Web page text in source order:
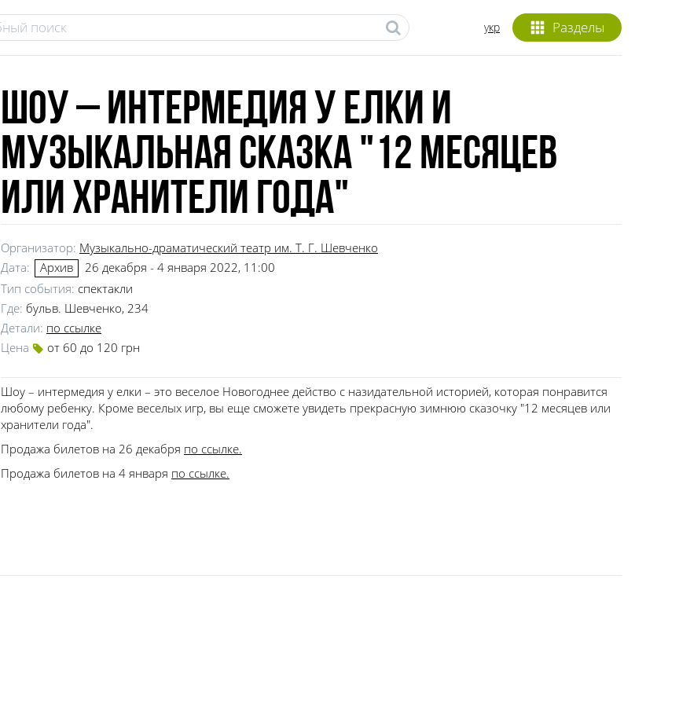
Разделы
укр
Шоу – интермедия у елки и
музыкальная сказка "12 месяцев
или хранители года"
Организатор: Музыкально-драматический театр им. Т. Г. Шевченко
Дата:
Архив
26 декабря - 4 января 2022, 11:00
Тип события: спектакли
Где: бульв. Шевченко, 234
Детали: по ссылке
Цена
от 60 до 120 грн
Шоу – интермедия у елки – это веселое Новогоднее действо с назидательной историей, которая понравится
любому ребенку. Кроме веселых игр, вы еще сможете увидеть прекрасную зимнюю сказочку "12 месяцев или
хранители года".
Продажа билетов на 26 декабря по ссылке.
Продажа билетов на 4 января по ссылке.